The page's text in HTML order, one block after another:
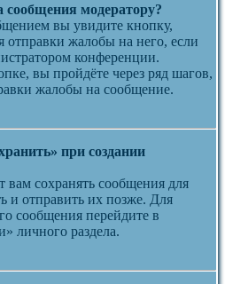
модератору?
вы увидите кнопку,
отправки жалобы на него, если
конференции.
вы пройдёте через ряд шагов,
жалобы на сообщение.
при создании
вам сохранять сообщения для
и отправить их позже. Для
сообщения перейдите в
личного раздела.